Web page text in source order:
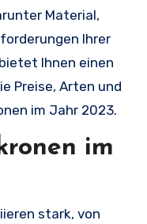
Material,
Ihrer
Ihnen einen
Preise, Arten und
im Jahr 2023.
im
stark, von